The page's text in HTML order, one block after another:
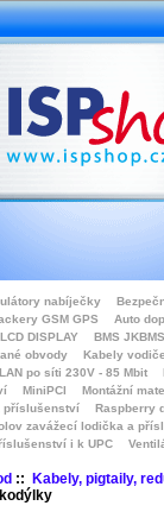
nabíječky
GSM GPS
Auto
DISPLAY
BMS
obvody
Kabely
LAN po síti 230V - 85 Mbit
MiniPCI
Montážní
příslušenství
Raspberry
zavážecí lodička a přísl
i k UPC
:: Kabely, pigtaily,